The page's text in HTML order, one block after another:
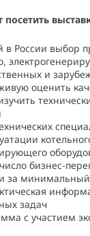
России выбор
и
оценить
бизнес-
за минимальный
задач
с участием